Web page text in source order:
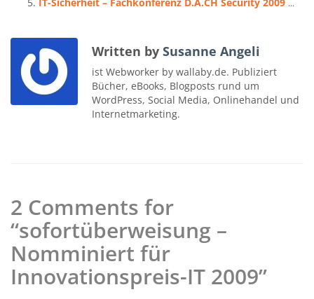
...
Written by Susanne Angeli
ist Webworker by wallaby.de. Publiziert
Bücher, eBooks, Blogposts rund um
WordPress, Social Media, Onlinehandel und
Internetmarketing.
2 Comments for
“sofortüberweisung –
Nomminiert für
Innovationspreis-IT 2009”